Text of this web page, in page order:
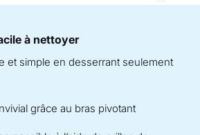
à nettoyer
et simple en desserrant seulement
grâce au bras pivotant